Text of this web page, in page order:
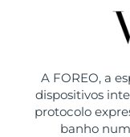
A FOREO, a
dispositivos
protocolo
banho